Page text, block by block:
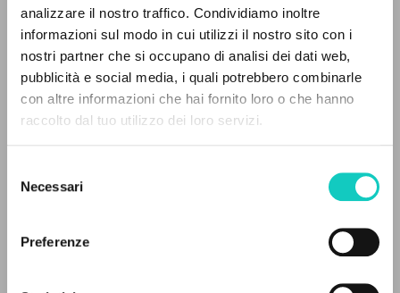
analizzare il nostro traffico. Condividiamo inoltre
informazioni sul modo in cui utilizzi il nostro sito con i
nostri partner che si occupano di analisi dei dati web,
pubblicità e social media, i quali potrebbero combinarle
con altre informazioni che hai fornito loro o che hanno
raccolto dal tuo utilizzo dei loro servizi.
delNecessari
Preferenze
Giussani Luigi
Morandé Pedro
0RESULTS FOUND
MORE RESULTS